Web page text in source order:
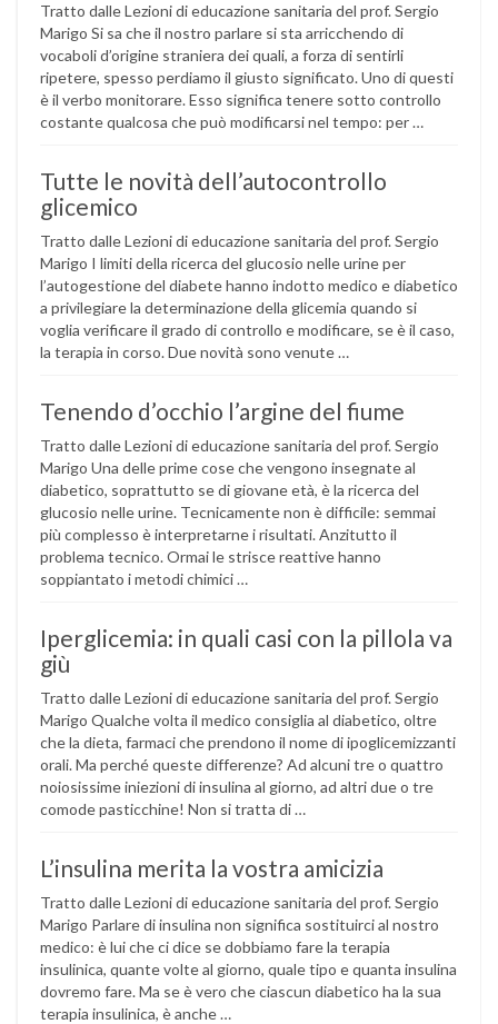
Tratto dalle Lezioni di educazione sanitaria del prof. Sergio
Marigo Si sa che il nostro parlare si sta arricchendo di
vocaboli d’origine straniera dei quali, a forza di sentirli
ripetere, spesso perdiamo il giusto significato. Uno di questi
è il verbo monitorare. Esso significa tenere sotto controllo
costante qualcosa che può modificarsi nel tempo: per …
Tutte le novità dell’autocontrollo
glicemico
Tratto dalle Lezioni di educazione sanitaria del prof. Sergio
Marigo I limiti della ricerca del glucosio nelle urine per
l’autogestione del diabete hanno indotto medico e diabetico
a privilegiare la determinazione della glicemia quando si
voglia verificare il grado di controllo e modificare, se è il caso,
la terapia in corso. Due novità sono venute …
Tenendo d’occhio l’argine del fiume
Tratto dalle Lezioni di educazione sanitaria del prof. Sergio
Marigo Una delle prime cose che vengono insegnate al
diabetico, soprattutto se di giovane età, è la ricerca del
glucosio nelle urine. Tecnicamente non è difficile: semmai
più complesso è interpretarne i risultati. Anzitutto il
problema tecnico. Ormai le strisce reattive hanno
soppiantato i metodi chimici …
Iperglicemia: in quali casi con la pillola va
giù
Tratto dalle Lezioni di educazione sanitaria del prof. Sergio
Marigo Qualche volta il medico consiglia al diabetico, oltre
che la dieta, farmaci che prendono il nome di ipoglicemizzanti
orali. Ma perché queste differenze? Ad alcuni tre o quattro
noiosissime iniezioni di insulina al giorno, ad altri due o tre
comode pasticchine! Non si tratta di …
L’insulina merita la vostra amicizia
Tratto dalle Lezioni di educazione sanitaria del prof. Sergio
Marigo Parlare di insulina non significa sostituirci al nostro
medico: è lui che ci dice se dobbiamo fare la terapia
insulinica, quante volte al giorno, quale tipo e quanta insulina
dovremo fare. Ma se è vero che ciascun diabetico ha la sua
terapia insulinica, è anche …